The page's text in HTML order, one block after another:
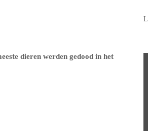
dieren werden gedood in het